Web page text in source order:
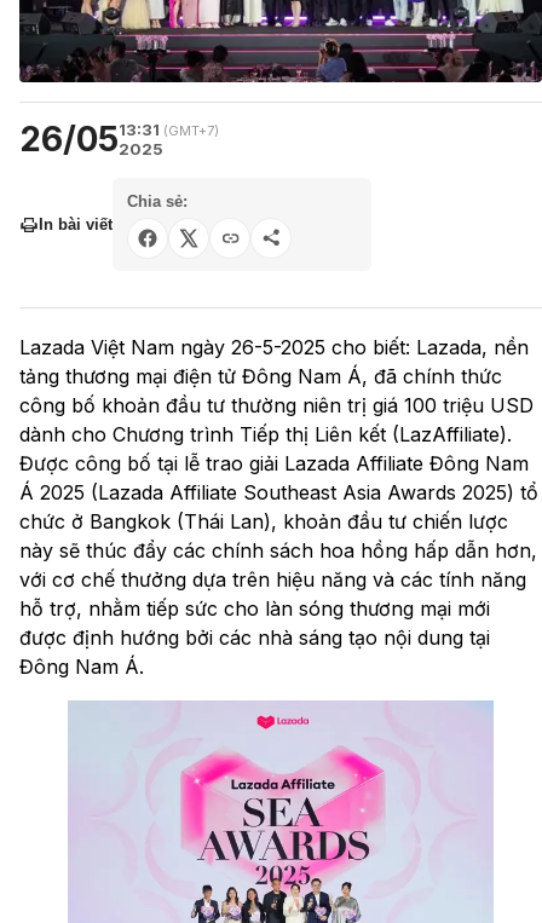
26/0513:31 (GMT+7)
2025
In bài viết
Chia sẻ:
Lazada Việt Nam ngày 26-5-2025 cho biết: Lazada, nền
tảng thương mại điện tử Đông Nam Á, đã chính thức
công bố khoản đầu tư thường niên trị giá 100 triệu USD
dành cho Chương trình Tiếp thị Liên kết (LazAffiliate).
Được công bố tại lễ trao giải Lazada Affiliate Đông Nam
Á 2025 (Lazada Affiliate Southeast Asia Awards 2025) tổ
chức ở Bangkok (Thái Lan), ​​khoản đầu tư chiến lược
này sẽ thúc đẩy các chính sách hoa hồng hấp dẫn hơn,
với cơ chế thưởng dựa trên hiệu năng và các tính năng
hỗ trợ, nhằm tiếp sức cho làn sóng thương mại mới
được định hướng bởi các nhà sáng tạo nội dung tại
Đông Nam Á.